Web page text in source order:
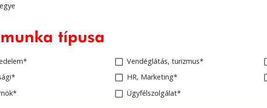
típusa
Vendéglátás, turizmus*
HR, Marketing*
Ügyfélszolgálat*